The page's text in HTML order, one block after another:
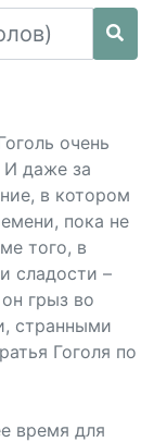
очень
И даже за
в котором
пока не
того, в
сладости –
грыз во
странными
Гоголя по
время для